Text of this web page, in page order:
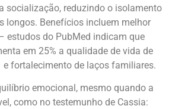
socialização, reduzindo o isolamento
longos. Benefícios incluem melhor
estudos do PubMed indicam que
em 25% a qualidade de vida de
fortalecimento de laços familiares.
emocional, mesmo quando a
como no testemunho de Cassia: